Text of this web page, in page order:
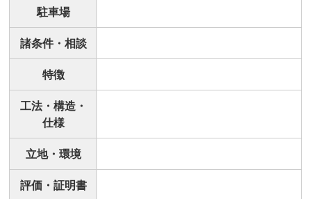
駐車場
諸条件・相談
特徴
工法・構造・
仕様
立地・環境
評価・証明書